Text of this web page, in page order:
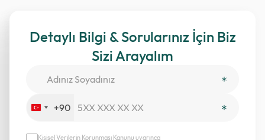
Detaylı Bilgi & Sorularınız İçin Biz
Sizi Arayalım
Turkey
+90
Kişisel Verilerin Korunması Kanunu uyarınca